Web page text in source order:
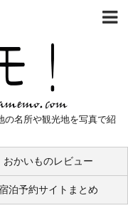
名所や観光地を写真で紹
おかいものレビュー
泊予約サイトまとめ